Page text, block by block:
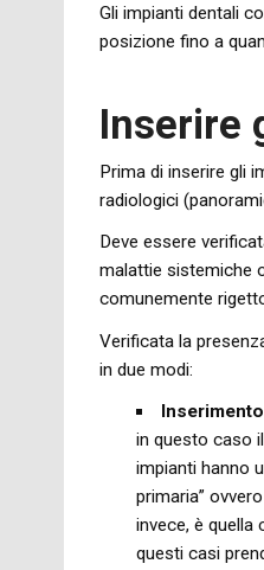
Gli impianti dentali
posizione fino a
Inserire
Prima di inserire gli
radiologici
Deve essere
malattie sistemiche
comunemente
Verificata la
in due modi:
in questo caso
impianti hanno
primaria”
invece, è quella
questi casi